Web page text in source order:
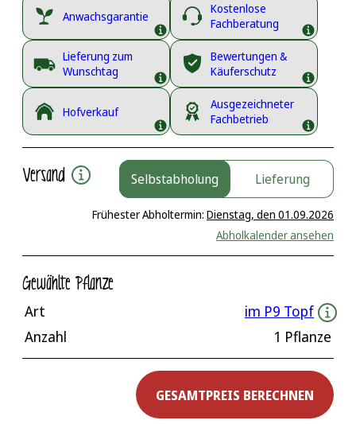
Anwachsgarantie
Kostenlose
Fachberatung
Lieferung zum
Wunschtag
Bewertungen &
Käuferschutz
Hofverkauf
Ausgezeichneter
Fachbetrieb
Versand Selbstabholung Lieferung
Frühester Abholtermin: Dienstag, den 01.09.2026
Abholkalender ansehen
Gewählte Pflanze
Art
im P9 Topf
Anzahl
1 Pflanze
GESAMTPREIS BERECHNEN